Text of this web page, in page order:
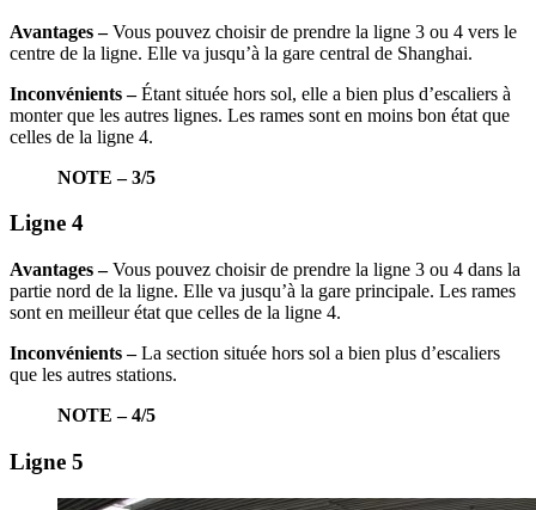
Avantages –Vous pouvez choisir de prendre la ligne 3 ou 4 vers le
centre de la ligne. Elle va jusqu’à la gare central de Shanghai.
Inconvénients –Étant située hors sol, elle a bien plus d’escaliers à
monter que les autres lignes. Les rames sont en moins bon état que
celles de la ligne 4.
NOTE – 3/5
Ligne 4
Avantages –Vous pouvez choisir de prendre la ligne 3 ou 4 dans la
partie nord de la ligne. Elle va jusqu’à la gare principale. Les rames
sont en meilleur état que celles de la ligne 4.
Inconvénients –La section située hors sol a bien plus d’escaliers
que les autres stations.
NOTE – 4/5
Ligne 5